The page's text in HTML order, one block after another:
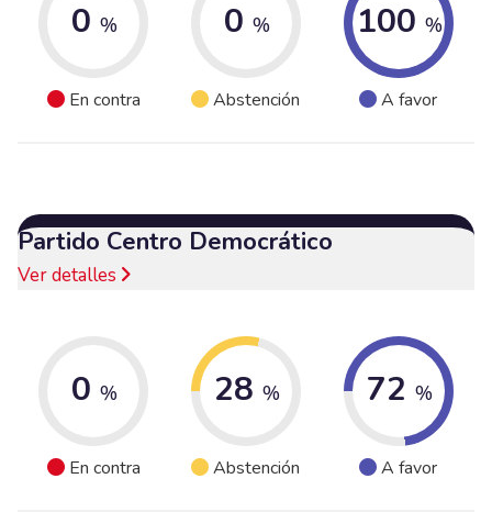
0 %
En contra
0 %
Abstención
100 %
A favor
Partido Centro Democrático
Ver detalles
0 %
En contra
28 %
Abstención
72 %
A favor